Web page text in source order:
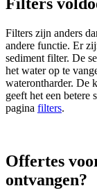
Filters zijn anders
andere functie. Er
sediment filter. De
het water op te
waterontharder. De
geeft het een
pagina filters.
Offertes
ontvangen?